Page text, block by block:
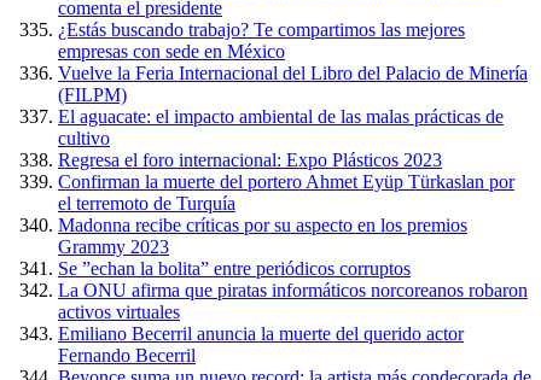
comenta el presidente
¿Estás buscando trabajo? Te compartimos las mejores
empresas con sede en México
Vuelve la Feria Internacional del Libro del Palacio de Minería
(FILPM)
El aguacate: el impacto ambiental de las malas prácticas de
cultivo
Regresa el foro internacional: Expo Plásticos 2023
Confirman la muerte del portero Ahmet Eyüp Türkaslan por
el terremoto de Turquía
Madonna recibe críticas por su aspecto en los premios
Grammy 2023
Se ”echan la bolita” entre periódicos corruptos
La ONU afirma que piratas informáticos norcoreanos robaron
activos virtuales
Emiliano Becerril anuncia la muerte del querido actor
Fernando Becerril